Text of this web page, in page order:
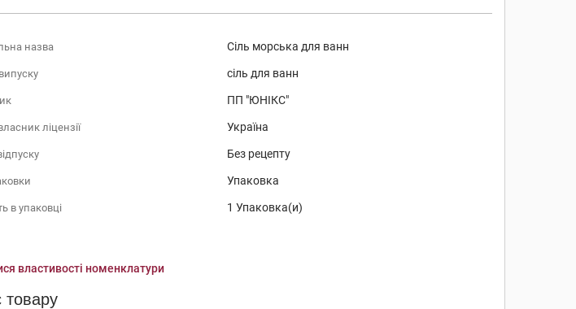
назва Сіль морська для ванн
сіль для ванн
ПП "ЮНІКС"
ліцензії Україна
Без рецепту
Упаковка
в упаковці 1 Упаковка(и)
властивості номенклатури